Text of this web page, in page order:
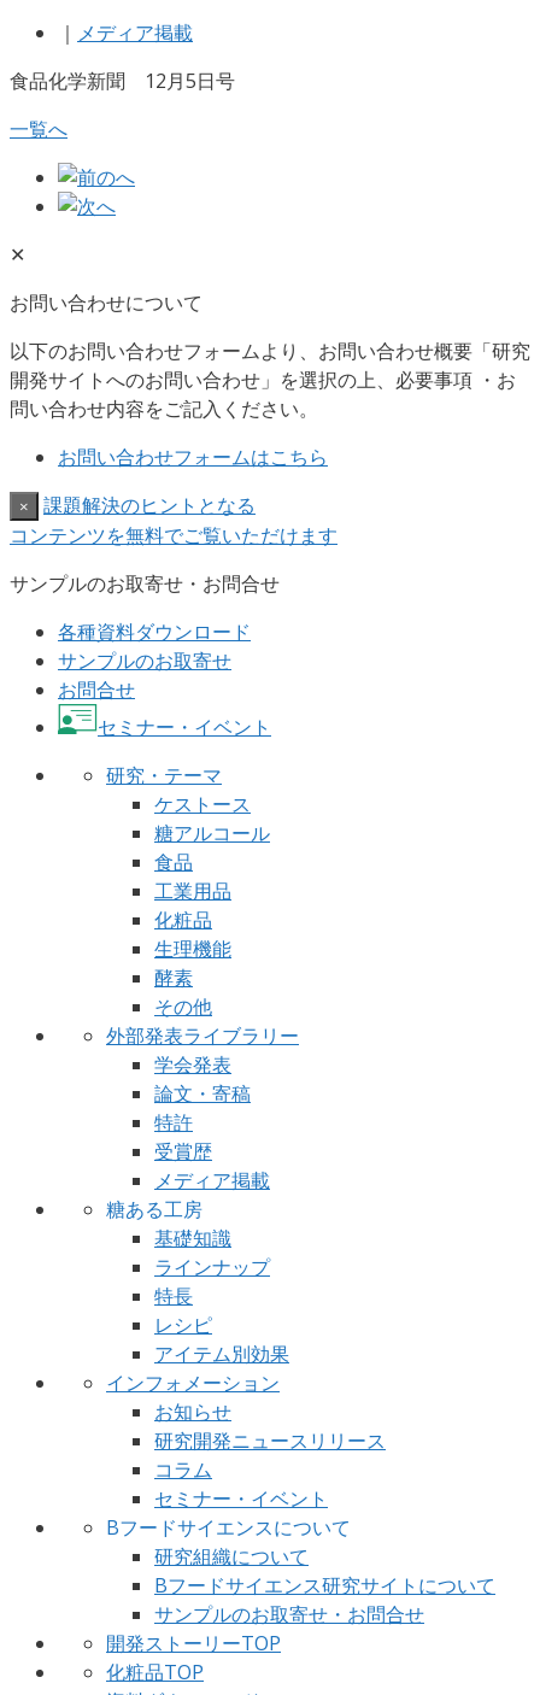
｜ メディア掲載
食品化学新聞 12月5日号
一覧へ
✕
お問い合わせについて
以下のお問い合わせフォームより、お問い合わせ概要「研究
開発サイトへのお問い合わせ」を選択の上、必要事項 ・お
問い合わせ内容をご記入ください。
お問い合わせフォームはこちら
×
課題解決のヒントとなる
コンテンツを無料でご覧いただけます
サンプルのお取寄せ・お問合せ
各種資料ダウンロード
サンプルのお取寄せ
お問合せ
セミナー・イベント
研究・テーマ
ケストース
糖アルコール
食品
工業用品
化粧品
生理機能
酵素
その他
外部発表ライブラリー
学会発表
論文・寄稿
特許
受賞歴
メディア掲載
糖ある工房
基礎知識
ラインナップ
特長
レシピ
アイテム別効果
インフォメーション
お知らせ
研究開発ニュースリリース
コラム
セミナー・イベント
Bフードサイエンスについて
研究組織について
Bフードサイエンス研究サイトについて
サンプルのお取寄せ・お問合せ
開発ストーリーTOP
化粧品TOP